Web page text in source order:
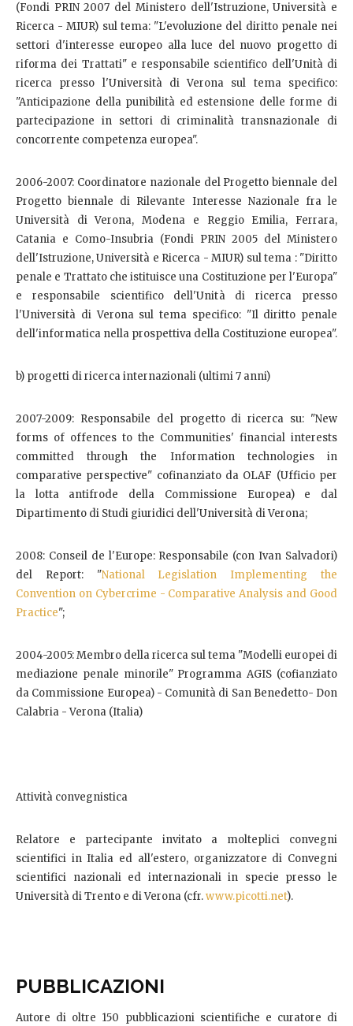
(Fondi PRIN 2007 del Ministero dell'Istruzione, Università e
Ricerca - MIUR) sul tema: "L'evoluzione del diritto penale nei
settori d'interesse europeo alla luce del nuovo progetto di
riforma dei Trattati" e responsabile scientifico dell'Unità di
ricerca presso l'Università di Verona sul tema specifico:
"Anticipazione della punibilità ed estensione delle forme di
partecipazione in settori di criminalità transnazionale di
concorrente competenza europea".
2006-2007: Coordinatore nazionale del Progetto biennale del
Progetto biennale di Rilevante Interesse Nazionale fra le
Università di Verona, Modena e Reggio Emilia, Ferrara,
Catania e Como-Insubria (Fondi PRIN 2005 del Ministero
dell'Istruzione, Università e Ricerca - MIUR) sul tema : "Diritto
penale e Trattato che istituisce una Costituzione per l'Europa"
e responsabile scientifico dell'Unità di ricerca presso
l'Università di Verona sul tema specifico: "Il diritto penale
dell'informatica nella prospettiva della Costituzione europea".
b) progetti di ricerca internazionali (ultimi 7 anni)
2007-2009: Responsabile del progetto di ricerca su: "New
forms of offences to the Communities' financial interests
committed through the Information technologies in
comparative perspective" cofinanziato da OLAF (Ufficio per
la lotta antifrode della Commissione Europea) e dal
Dipartimento di Studi giuridici dell'Università di Verona;
2008: Conseil de l'Europe: Responsabile (con Ivan Salvadori)
del Report: "National Legislation Implementing the
Convention on Cybercrime - Comparative Analysis and Good
Practice";
2004-2005: Membro della ricerca sul tema "Modelli europei di
mediazione penale minorile" Programma AGIS (cofianziato
da Commissione Europea) - Comunità di San Benedetto- Don
Calabria - Verona (Italia)
Attività convegnistica
Relatore e partecipante invitato a molteplici convegni
scientifici in Italia ed all'estero, organizzatore di Convegni
scientifici nazionali ed internazionali in specie presso le
Università di Trento e di Verona (cfr.www.picotti.net).
PUBBLICAZIONI
Autore di oltre 150 pubblicazioni scientifiche e curatore di